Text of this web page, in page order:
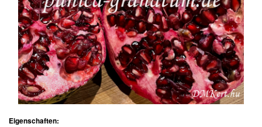
Eigenschaften: